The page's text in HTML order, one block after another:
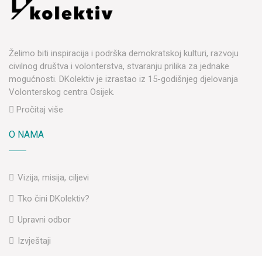
Želimo biti inspiracija i podrška demokratskoj kulturi, razvoju
civilnog društva i volonterstva, stvaranju prilika za jednake
mogućnosti. DKolektiv je izrastao iz 15-godišnjeg djelovanja
Volonterskog centra Osijek.
Pročitaj više
O NAMA
Vizija, misija, ciljevi
Tko čini DKolektiv?
Upravni odbor
Izvještaji